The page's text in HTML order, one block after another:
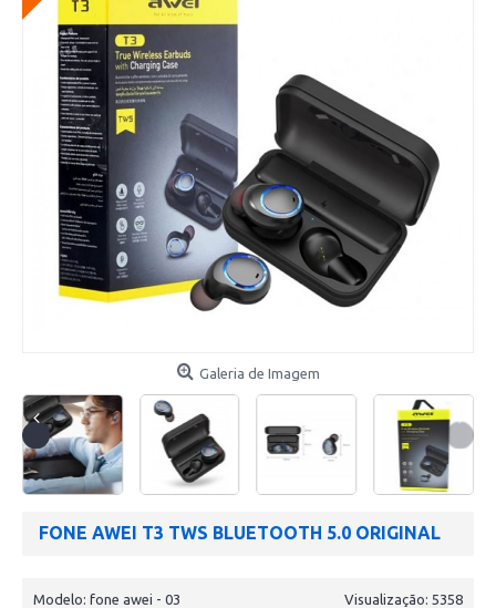
Galeria de Imagem
FONE AWEI T3 TWS BLUETOOTH 5.0 ORIGINAL
Visualização: 5358
Modelo: fone awei - 03